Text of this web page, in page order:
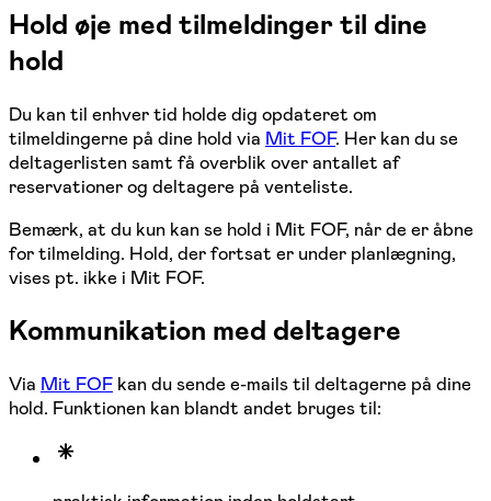
Hold øje med tilmeldinger til dine
hold
Du kan til enhver tid holde dig opdateret om
tilmeldingerne på dine hold via Mit FOF. Her kan du se
deltagerlisten samt få overblik over antallet af
reservationer og deltagere på venteliste.
Bemærk, at du kun kan se hold i Mit FOF, når de er åbne
for tilmelding. Hold, der fortsat er under planlægning,
vises pt. ikke i Mit FOF.
Kommunikation med deltagere
Via Mit FOF kan du sende e-mails til deltagerne på dine
hold. Funktionen kan blandt andet bruges til: